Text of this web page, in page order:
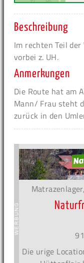
Beschreibung
Im rechten Teil
vorbei z. UH.
Anmerkungen
Die Route hat am
Mann/ Frau steht
zurück in den
Die urige